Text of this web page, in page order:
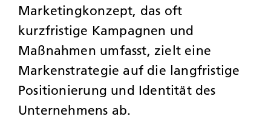
Marketingkonzept, das oft
kurzfristige Kampagnen und
Maßnahmen umfasst, zielt eine
Markenstrategie auf die langfristige
Positionierung und Identität des
Unternehmens ab.